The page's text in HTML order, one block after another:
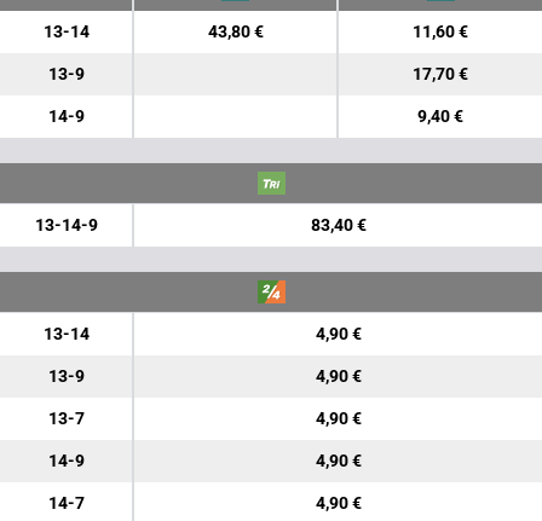
13-14 43,80 € 11,60 €
13-9 17,70 €
14-9 9,40 €
13-14-9 83,40 €
13-14 4,90 €
13-9 4,90 €
13-7 4,90 €
14-9 4,90 €
14-7 4,90 €